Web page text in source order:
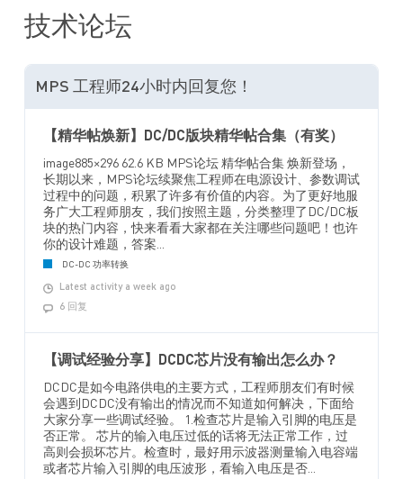
技术论坛
MPS 工程师24小时内回复您！
【精华帖焕新】DC/DC版块精华帖合集（有奖）
image885×296 62.6 KB MPS论坛 精华帖合集 焕新登场，
长期以来，MPS论坛续聚焦工程师在电源设计、参数调试
过程中的问题，积累了许多有价值的内容。为了更好地服
务广大工程师朋友，我们按照主题，分类整理了DC/DC板
块的热门内容，快来看看大家都在关注哪些问题吧！也许
你的设计难题，答案...
DC-DC 功率转换
Latest activity a week ago
6 回复
【调试经验分享】DCDC芯片没有输出怎么办？
DCDC是如今电路供电的主要方式，工程师朋友们有时候
会遇到DCDC没有输出的情况而不知道如何解决，下面给
大家分享一些调试经验。 1.检查芯片是输入引脚的电压是
否正常。 芯片的输入电压过低的话将无法正常工作，过
高则会损坏芯片。检查时，最好用示波器测量输入电容端
或者芯片输入引脚的电压波形，看输入电压是否...